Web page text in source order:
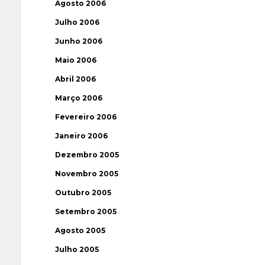
Agosto 2006
Julho 2006
Junho 2006
Maio 2006
Abril 2006
Março 2006
Fevereiro 2006
Janeiro 2006
Dezembro 2005
Novembro 2005
Outubro 2005
Setembro 2005
Agosto 2005
Julho 2005